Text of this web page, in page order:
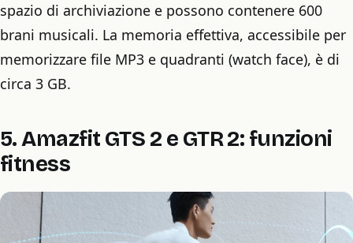
spazio di archiviazione e possono contenere 600
brani musicali. La memoria effettiva, accessibile per
memorizzare file MP3 e quadranti (watch face), è di
circa 3 GB.
5. Amazfit GTS 2 e GTR 2: funzioni
fitness